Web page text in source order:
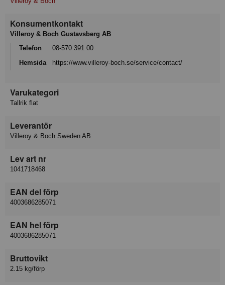
Konsumentkontakt
Villeroy & Boch Gustavsberg AB
Telefon
08-570 391 00
Hemsida
https://www.villeroy-boch.se/service/contact/
Varukategori
Tallrik flat
Leverantör
Villeroy & Boch Sweden AB
Lev art nr
1041718468
EAN del förp
4003686285071
EAN hel förp
4003686285071
Bruttovikt
2.15 kg/förp